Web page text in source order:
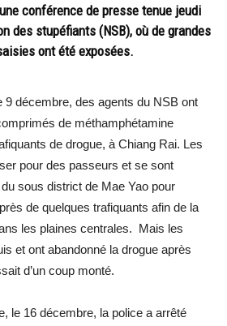
conférence de presse tenue jeudi
des stupéfiants (NSB), où de grandes
ont été exposées.
9 décembre, des agents du NSB ont
de méthamphétamine
de drogue, à Chiang Rai. Les
pour des passeurs et se sont
sous district de Mae Yao pour
de quelques trafiquants afin de la
les plaines centrales. Mais les
et ont abandonné la drogue après
d’un coup monté.
le 16 décembre, la police a arrêté